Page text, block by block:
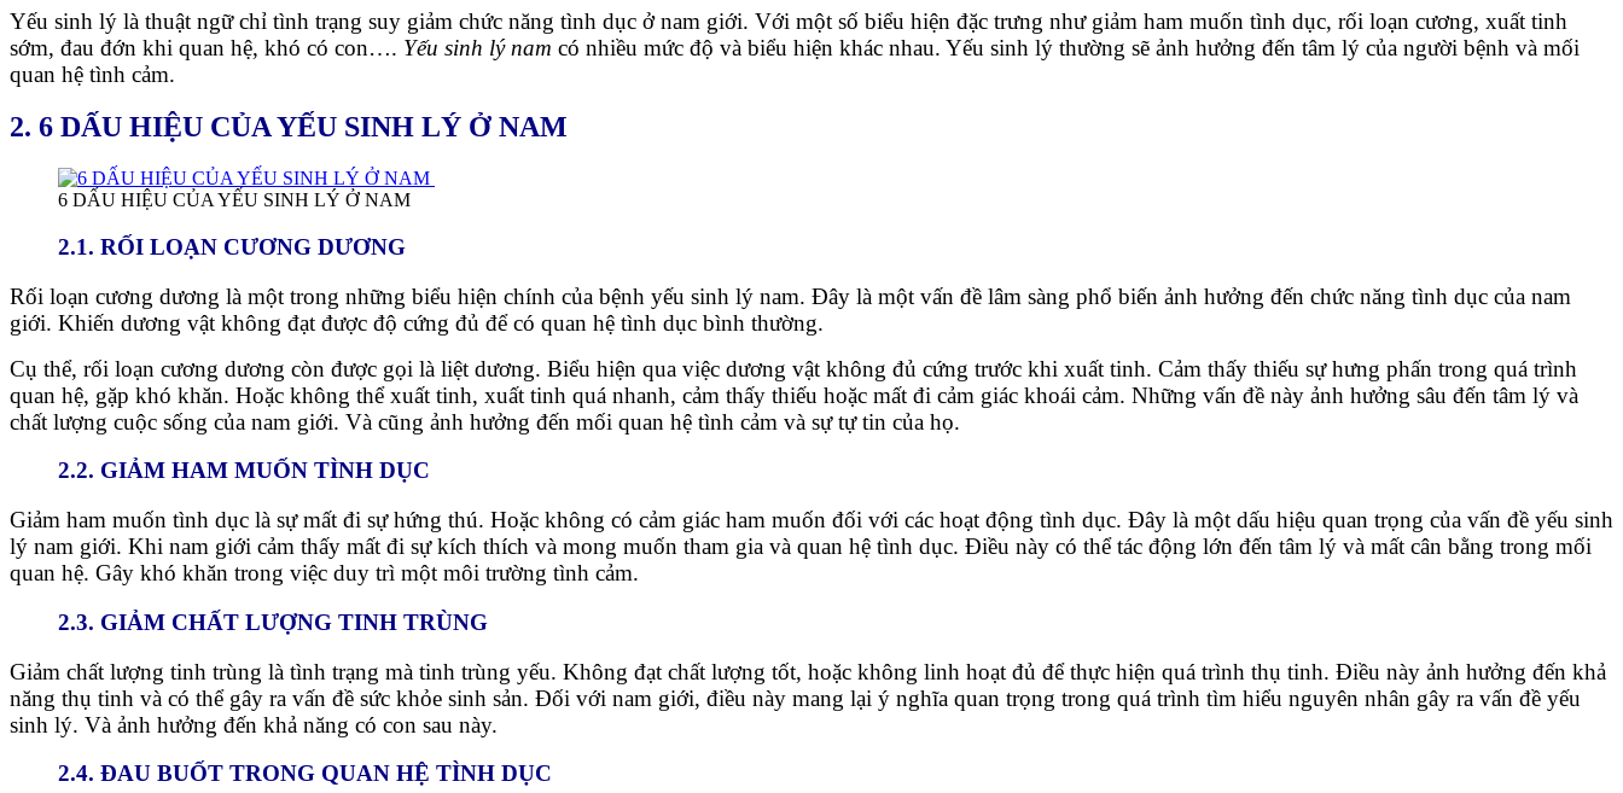
Yếu sinh lý là thuật ngữ chỉ tình trạng suy giảm chức năng tình dục ở nam giới. Với một số biểu hiện đặc trưng như giảm ham muốn tình dục, rối loạn cương, xuất tinh
sớm, đau đớn khi quan hệ, khó có con…. Yếu sinh lý nam có nhiều mức độ và biểu hiện khác nhau. Yếu sinh lý thường sẽ ảnh hưởng đến tâm lý của người bệnh và mối
quan hệ tình cảm.
2. 6 DẤU HIỆU CỦA YẾU SINH LÝ Ở NAM
6 DẤU HIỆU CỦA YẾU SINH LÝ Ở NAM
2.1. RỐI LOẠN CƯƠNG DƯƠNG
Rối loạn cương dương là một trong những biểu hiện chính của bệnh yếu sinh lý nam. Đây là một vấn đề lâm sàng phổ biến ảnh hưởng đến chức năng tình dục của nam
giới. Khiến dương vật không đạt được độ cứng đủ để có quan hệ tình dục bình thường.
Cụ thể, rối loạn cương dương còn được gọi là liệt dương. Biểu hiện qua việc dương vật không đủ cứng trước khi xuất tinh. Cảm thấy thiếu sự hưng phấn trong quá trình
quan hệ, gặp khó khăn. Hoặc không thể xuất tinh, xuất tinh quá nhanh, cảm thấy thiếu hoặc mất đi cảm giác khoái cảm. Những vấn đề này ảnh hưởng sâu đến tâm lý và
chất lượng cuộc sống của nam giới. Và cũng ảnh hưởng đến mối quan hệ tình cảm và sự tự tin của họ.
2.2. GIẢM HAM MUỐN TÌNH DỤC
Giảm ham muốn tình dục là sự mất đi sự hứng thú. Hoặc không có cảm giác ham muốn đối với các hoạt động tình dục. Đây là một dấu hiệu quan trọng của vấn đề yếu sinh
lý nam giới. Khi nam giới cảm thấy mất đi sự kích thích và mong muốn tham gia và quan hệ tình dục. Điều này có thể tác động lớn đến tâm lý và mất cân bằng trong mối
quan hệ. Gây khó khăn trong việc duy trì một môi trường tình cảm.
2.3. GIẢM CHẤT LƯỢNG TINH TRÙNG
Giảm chất lượng tinh trùng là tình trạng mà tinh trùng yếu. Không đạt chất lượng tốt, hoặc không linh hoạt đủ để thực hiện quá trình thụ tinh. Điều này ảnh hưởng đến khả
năng thụ tinh và có thể gây ra vấn đề sức khỏe sinh sản. Đối với nam giới, điều này mang lại ý nghĩa quan trọng trong quá trình tìm hiểu nguyên nhân gây ra vấn đề yếu
sinh lý. Và ảnh hưởng đến khả năng có con sau này.
2.4. ĐAU BUỐT TRONG QUAN HỆ TÌNH DỤC